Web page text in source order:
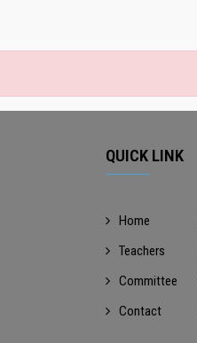
QUICK LINK
Home
Teachers
Committee
Contact